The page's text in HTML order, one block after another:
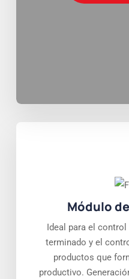
Módulo
Ideal para el
terminado y el
productos que
productivo.